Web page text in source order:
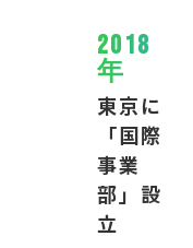
2018
年
東京に
「国際
事業
部」設
立